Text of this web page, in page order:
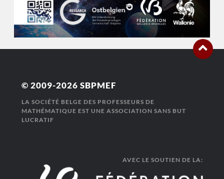
© 2009-2026 SBPMEF
LA SOCIÉTÉ BELGE DES PROFESSEURS DE
MATHÉMATIQUE EST UNE ASSOCIATION SANS BUT
LUCRATIF
AVEC LE SOUTIEN DE LA: